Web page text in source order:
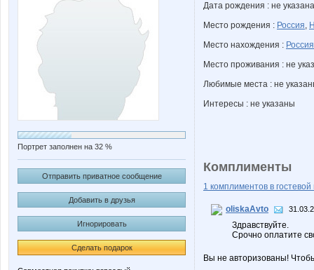
Портрет заполнен на 32 %
Отправить приватное сообщение
Добавить в друзья
Игнорировать
Сделать подарок
Дата рождения : не указана
Место рождения : Россия,
Место нахождения : Россия
Место проживания : не
Любимые места : не
Интересы : не указаны
Комплименты
1 комплиментов в гостевой
oliskaAvto
Здравствуйте.
Срочно оплатите
Вы не авторизованы!